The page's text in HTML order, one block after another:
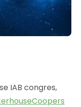
IAB congres,